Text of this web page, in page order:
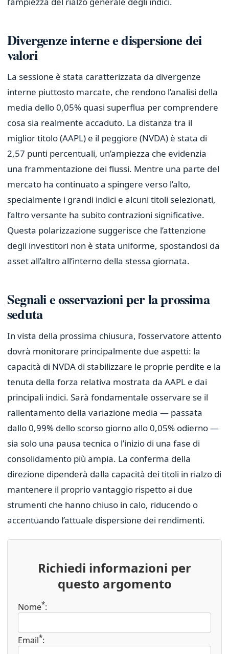
Divergenze interne e dispersione dei
valori
La sessione è stata caratterizzata da divergenze
interne piuttosto marcate, che rendono l’analisi della
media dello 0,05% quasi superflua per comprendere
cosa sia realmente accaduto. La distanza tra il
miglior titolo (AAPL) e il peggiore (NVDA) è stata di
2,57 punti percentuali, un’ampiezza che evidenzia
una frammentazione dei flussi. Mentre una parte del
mercato ha continuato a spingere verso l’alto,
specialmente i grandi indici e alcuni titoli selezionati,
l’altro versante ha subito contrazioni significative.
Questa polarizzazione suggerisce che l’attenzione
degli investitori non è stata uniforme, spostandosi da
asset all’altro all’interno della stessa giornata.
Segnali e osservazioni per la prossima
seduta
In vista della prossima chiusura, l’osservatore attento
dovrà monitorare principalmente due aspetti: la
capacità di NVDA di stabilizzare le proprie perdite e la
tenuta della forza relativa mostrata da AAPL e dai
principali indici. Sarà fondamentale osservare se il
rallentamento della variazione media — passata
dallo 0,99% dello scorso giorno allo 0,05% odierno —
sia solo una pausa tecnica o l’inizio di una fase di
consolidamento più ampia. La conferma della
direzione dipenderà dalla capacità dei titoli in rialzo di
mantenere il proprio vantaggio rispetto ai due
strumenti che hanno chiuso in calo, riducendo o
accentuando l’attuale dispersione dei rendimenti.
Richiedi informazioni per
questo argomento
Nome*:
Email*: